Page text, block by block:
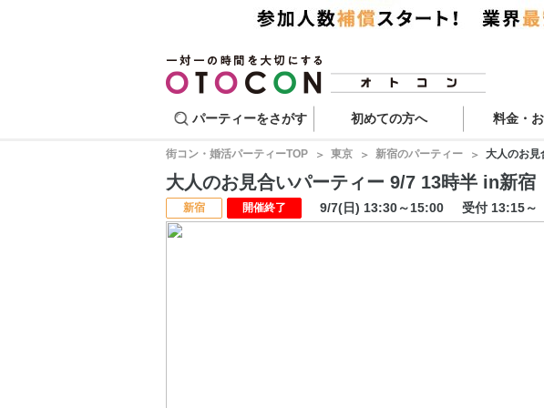
パーティーをさがす 初めての方へ 料金・
街コン・婚活パーティーTOP 東京 新宿のパーティー 大人のお見
大人のお見合いパーティー 9/7 13時半 in新宿
新宿 開催終了 9/7(日) 13:30～15:00 受付 13:15～